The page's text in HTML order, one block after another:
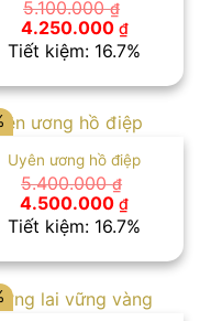
5.100.000₫
Giá
gốc
là:
4.250.000 ₫Giá
hiện
tại
Tiết kiệm: 16.7%
Uyên ương hồ điệp
5.400.000₫
Giá
gốc
là:
4.500.000 ₫Giá
hiện
tại
Tiết kiệm: 16.7%